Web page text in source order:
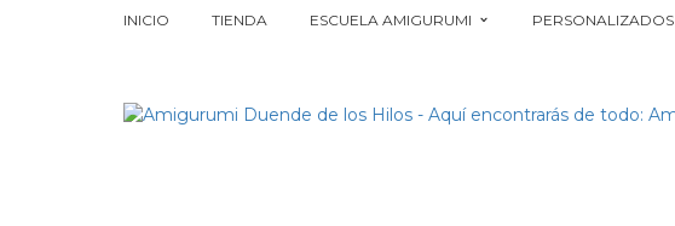
INICIO TIENDA ESCUELA AMIGURUMI PERSONALIZADOS